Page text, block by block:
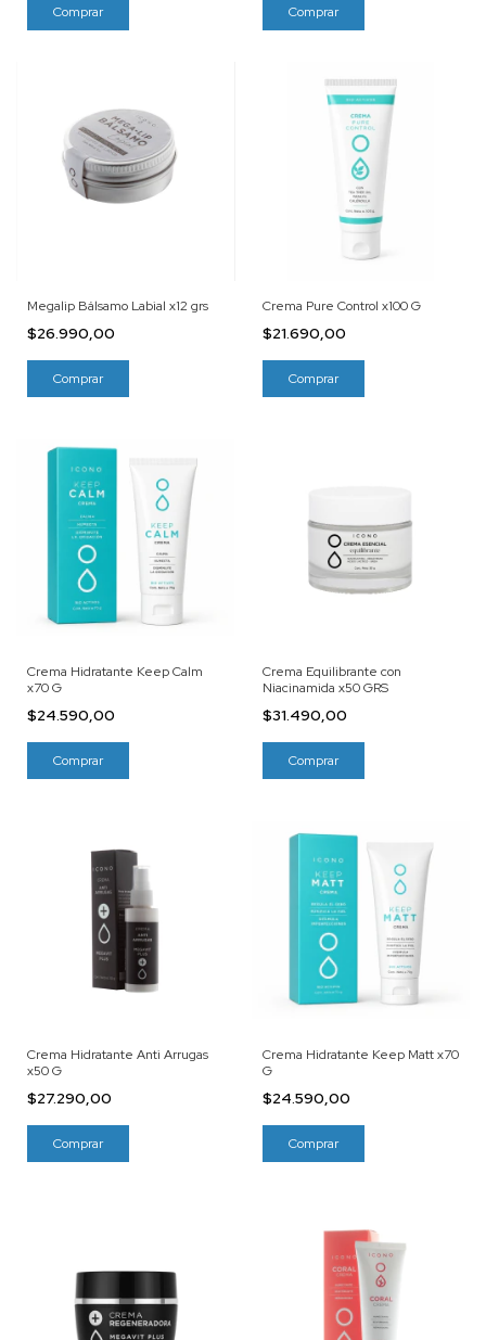
Megalip Bálsamo Labial x12 grs
$26.990,00
Crema Pure Control x100 G
$21.690,00
Crema Hidratante Keep Calm
x70 G
$24.590,00
Crema Equilibrante con
Niacinamida x50 GRS
$31.490,00
Crema Hidratante Anti Arrugas
x50 G
$27.290,00
Crema Hidratante Keep Matt x70
G
$24.590,00